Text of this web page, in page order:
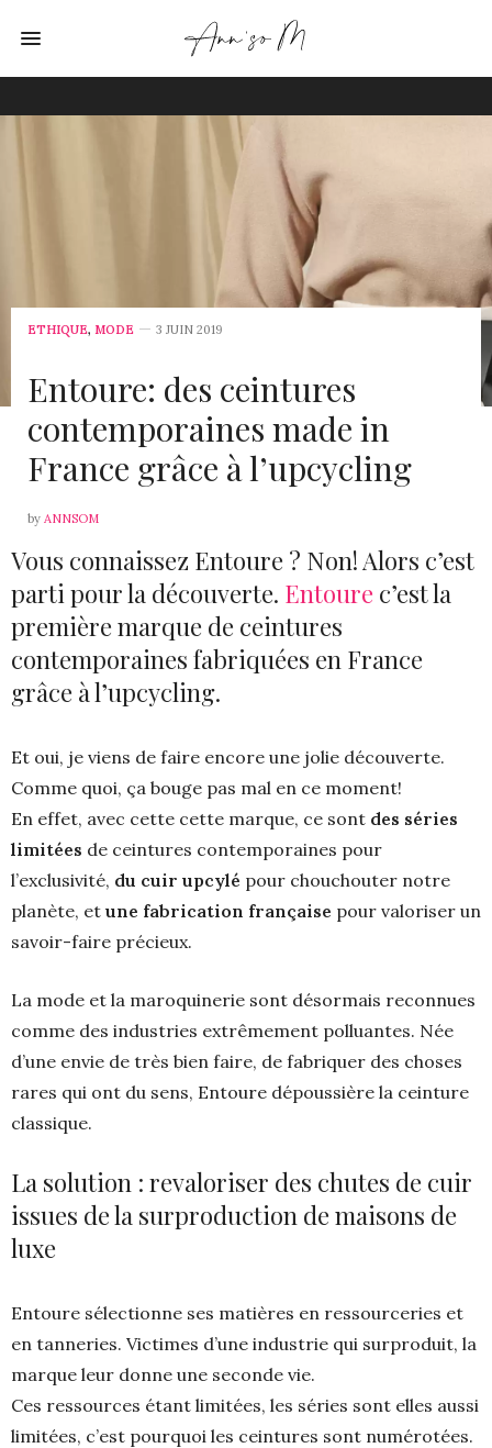
ETHIQUE, MODE 3 JUIN 2019
Entoure: des ceintures
contemporaines made in
France grâce à l’upcycling
by ANNSOM
Vous connaissez Entoure ? Non! Alors c’est
parti pour la découverte. Entoure c’est la
première marque de ceintures
contemporaines fabriquées en France
grâce à l’upcycling.
Et oui, je viens de faire encore une jolie découverte.
Comme quoi, ça bouge pas mal en ce moment!
En effet, avec cette cette marque, ce sont des séries
limitées de ceintures contemporaines pour
l’exclusivité, du cuir upcylé pour chouchouter notre
planète, et une fabrication française pour valoriser un
savoir-faire précieux.
La mode et la maroquinerie sont désormais reconnues
comme des industries extrêmement polluantes. Née
d’une envie de très bien faire, de fabriquer des choses
rares qui ont du sens, Entoure dépoussière la ceinture
classique.
La solution : revaloriser des chutes de cuir
issues de la surproduction de maisons de
luxe
Entoure sélectionne ses matières en ressourceries et
en tanneries. Victimes d’une industrie qui surproduit, la
marque leur donne une seconde vie.
Ces ressources étant limitées, les séries sont elles aussi
limitées, c’est pourquoi les ceintures sont numérotées.